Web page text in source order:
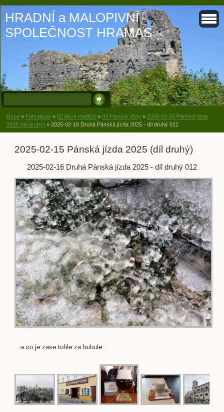
HRADNÍ a MALOPIVNÍ
SPOLEČNOST HRAMAS
Úvod » Fotoalbum » 02 Akce tradiční » 03 Pánské jízdy » 2025-02-15 Pánská jízda
2025 (díl druhý) » 2025-02-16 Druhá Pánská jízda 2025 - díl druhý 012
2025-02-15 Pánská jízda 2025 (díl druhý)
2025-02-16 Druhá Pánská jízda 2025 - díl druhý 012
...a co je zase tohle za bobule...